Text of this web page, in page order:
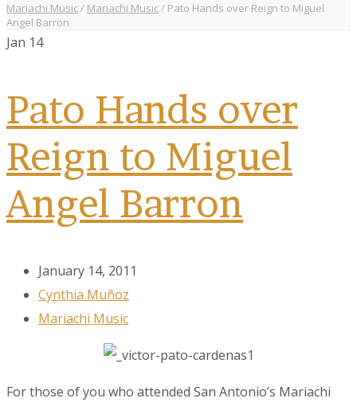
Mariachi Music/ Mariachi Music/ Pato Hands over Reign to Miguel
Angel Barron
Jan 14
Pato Hands over
Reign to Miguel
Angel Barron
January 14, 2011
Cynthia Muñoz
Mariachi Music
For those of you who attended San Antonio’s Mariachi